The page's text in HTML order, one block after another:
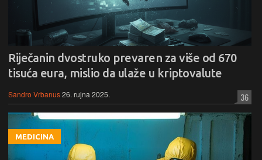
Riječanin dvostruko prevaren za više od 670
tisuća eura, mislio da ulaže u kriptovalute
Sandro Vrbanus26. rujna 2025. 36
MEDICINA